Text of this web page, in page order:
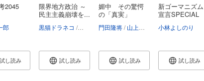
夫
2045
郎
試し読み
限界地方政治 ～
民主主義崩壊を...
黒猫ドラネコ 清義明 選挙ウォッチャーちだい
試し読み
媚中 その驚愕
の「真実」
門田隆将 山上信吾
試し読み
新ゴーマニズム
宣言SPECIAL
小林よしのり
試し読み